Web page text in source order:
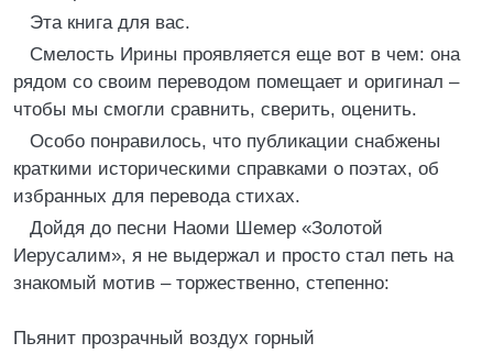
Эта книга для вас.
Смелость Ирины проявляется еще вот в чем: она
рядом со своим переводом помещает и оригинал –
чтобы мы смогли сравнить, сверить, оценить.
Особо понравилось, что публикации снабжены
краткими историческими справками о поэтах, об
избранных для перевода стихах.
Дойдя до песни Наоми Шемер «Золотой
Иерусалим», я не выдержал и просто стал петь на
знакомый мотив – торжественно, степенно:
Пьянит прозрачный воздух горный